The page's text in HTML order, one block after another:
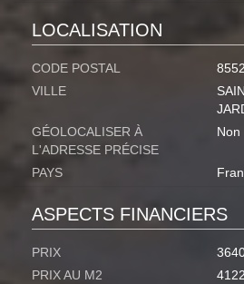
LOCALISATION
CODE POSTAL
VILLE
GÉOLOCALISER À
L'ADRESSE PRÉCISE
Non
PAYS
ASPECTS FINANCIERS
PRIX
PRIX AU M2